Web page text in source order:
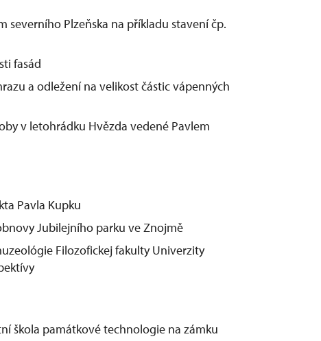
severního Plzeňska na příkladu stavení čp.
fasád
a odležení na velikost částic vápenných
v letohrádku Hvězda vedené Pavlem
Pavla Kupku
Jubilejního parku ve Znojmě
Filozofickej fakulty Univerzity
škola památkové technologie na zámku